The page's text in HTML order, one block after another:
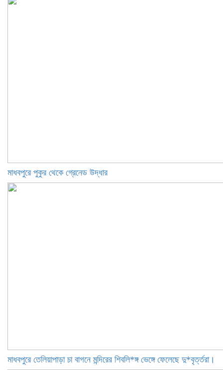
মাধবপুরে পুকুর থেকে গ্রেনেড উদ্ধার
মাধবপুরে তেলিয়াপাড়া চা বাগনে মন্দিরের শিবলি*ঙ্গ ভেঙ্গে ফেলেছে দু*বৃর্ত্তরা।